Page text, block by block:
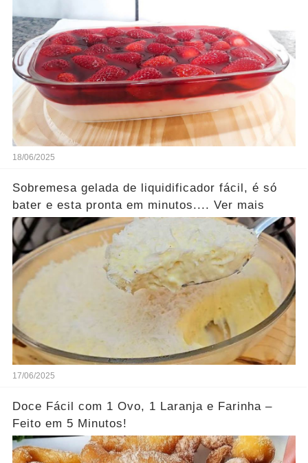
18/06/2025
Sobremesa gelada de liquidificador fácil, é só
bater e esta pronta em minutos.... Ver mais
17/06/2025
Doce Fácil com 1 Ovo, 1 Laranja e Farinha –
Feito em 5 Minutos!